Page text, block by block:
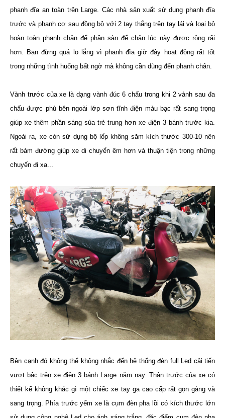
phanh đĩa an toàn trên Large. Các nhà sản xuất sử dụng phanh đĩa
trước và phanh cơ sau đồng bộ với 2 tay thắng trên tay lái và loại bỏ
hoàn toàn phanh chân để phần sàn để chân lúc này được rộng rãi
hơn. Bạn đừng quá lo lắng vì phanh đĩa giờ đây hoạt động rất tốt
trong những tình huống bất ngờ mà không cần dùng đến phanh chân.
Vành trước của xe là dạng vành đúc 6 chấu trong khi 2 vành sau đa
chấu được phủ bên ngoài lớp sơn tĩnh điện màu bạc rất sang trọng
giúp xe thêm phần sáng sủa trẻ trung hơn xe điện 3 bánh trước kia.
Ngoài ra, xe còn sử dụng bộ lốp không săm kích thước 300-10 nên
rất bám đường giúp xe di chuyển êm hơn và thuận tiện trong những
chuyến đi xa...
Bên cạnh đó không thể không nhắc đến hệ thống đèn full Led cải tiến
vượt bậc trên xe điện 3 bánh Large năm nay. Thân trước của xe có
thiết kế không khác gì một chiếc xe tay ga cao cấp rất gọn gàng và
sang trọng. Phía trước yếm xe là cụm đèn pha lồi có kích thước lớn